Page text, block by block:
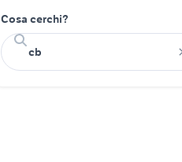
Cosa cerchi?